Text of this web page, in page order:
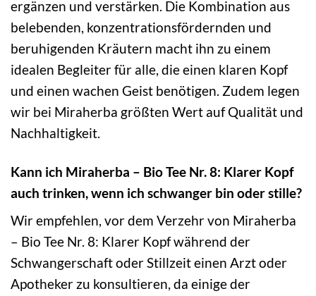
ergänzen und verstärken. Die Kombination aus
belebenden, konzentrationsfördernden und
beruhigenden Kräutern macht ihn zu einem
idealen Begleiter für alle, die einen klaren Kopf
und einen wachen Geist benötigen. Zudem legen
wir bei Miraherba größten Wert auf Qualität und
Nachhaltigkeit.
Kann ich Miraherba – Bio Tee Nr. 8: Klarer Kopf
auch trinken, wenn ich schwanger bin oder stille?
Wir empfehlen, vor dem Verzehr von Miraherba
– Bio Tee Nr. 8: Klarer Kopf während der
Schwangerschaft oder Stillzeit einen Arzt oder
Apotheker zu konsultieren, da einige der